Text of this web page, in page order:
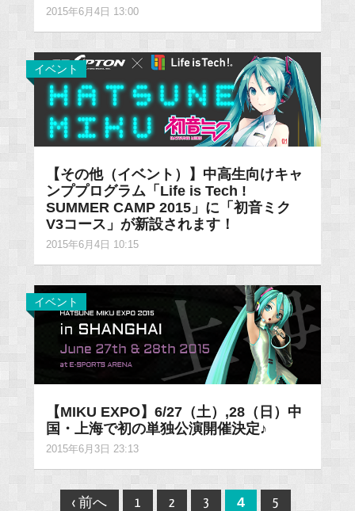
2015年6月4日 13:00
イベント
【その他（イベント）】中高生向けキャ
ンププログラム「Life is Tech !
SUMMER CAMP 2015」に「初音ミク
V3コース」が新設されます！
2015年6月4日 10:15
イベント
【MIKU EXPO】6/27（土）,28（日）中
国・上海で初の単独公演開催決定♪
2015年6月3日 23:13
Post‹ 前へ 1 2 3 4 5